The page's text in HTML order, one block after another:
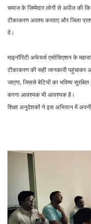
समाज के जिम्मेदार लोगों से अपील की
टीकाकरण अवश्य करवाए और जिला
दें।
माइनॉरिटी अफेयर्स एसोसिएशन के
टीकाकरण की सही जानकारी
जाएगा, जिससे बेटियों का भविष्य
करना आवश्यक भी आवश्यक है।
शिक्षा अनुदेशकों ने इस अभियान में